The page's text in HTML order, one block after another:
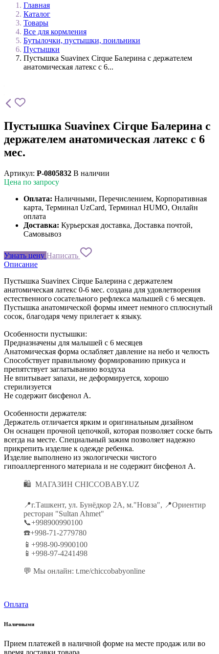
Главная
Каталог
Товары
Все для кормления
Бутылочки, пустышки, поильники
Пустышки
Пустышка Suavinex Cirque Балерина с держателем
анатомическая латекс с 6...
Пустышка Suavinex Cirque Балерина с
держателем анатомическая латекс с 6
мес.
Артикул: P-0805832 В наличии
Цена по запросу
Оплата: Наличными, Перечислением, Корпоративная
карта, Терминал UzCard, Терминал HUMO, Онлайн
оплата
Доставка: Курьерская доставка, Доставка почтой,
Самовывоз
Узнать цену Написать
Описание
Пустышка Suavinex Cirque Балерина с держателем
анатомическая латекс 0-6 мес. создана для удовлетворения
естественного сосательного рефлекса малышей с 6 месяцев.
Пустышка анатомической формы имеет немного сплюснутый
сосок, благодаря чему прилегает к языку.
Особенности пустышки:
Предназначены для малышей с 6 месяцев
Анатомическая форма ослабляет давление на небо и челюсть
Способствует правильному формированию прикуса и
препятствует заглатыванию воздуха
Не впитывает запахи, не деформируется, хорошо
стерилизуется
Не содержит бисфенол А.
Особенности держателя:
Держатель отличается ярким и оригинальным дизайном
Он оснащен прочной цепочкой, которая позволяет соске быть
всегда на месте. Специальный зажим позволяет надежно
прикрепить изделие к одежде ребенка.
Изделие выполнено из экологически чистого
гипоаллергенного материала и не содержит бисфенол А.
🛍 МАГАЗИН CHICCOBABY.UZ
📍г.Ташкент, ул. Бунёдкор 2А, м."Новза", 📍Ориентир
ресторан "Sultan Ahmet"
📞+998900990100
☎️+998-71-2779780
📱+998-90-9900100
📱+998-97-4241498
💬 Мы онлайн: t.me/chiccobabyonline
Оплата
Наличными
Прием платежей в наличной форме на месте продаж или во
время доставки товара